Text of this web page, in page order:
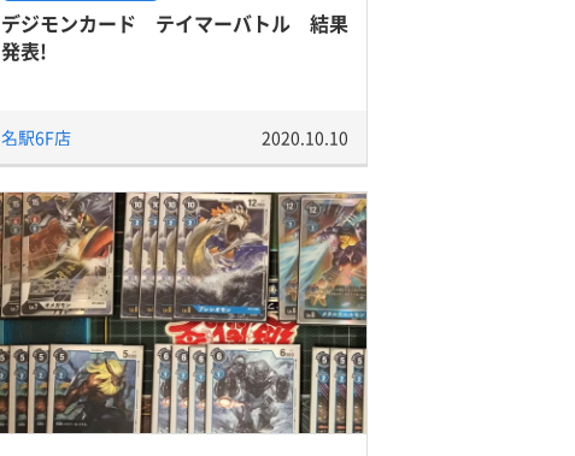
デジモンカード テイマーバトル 結果
発表!
名駅6F店 2020.10.10